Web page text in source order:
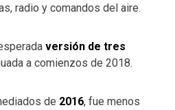
radio y comandos del aire.
versión de tres
a comienzos de 2018.
de 2016, fue menos